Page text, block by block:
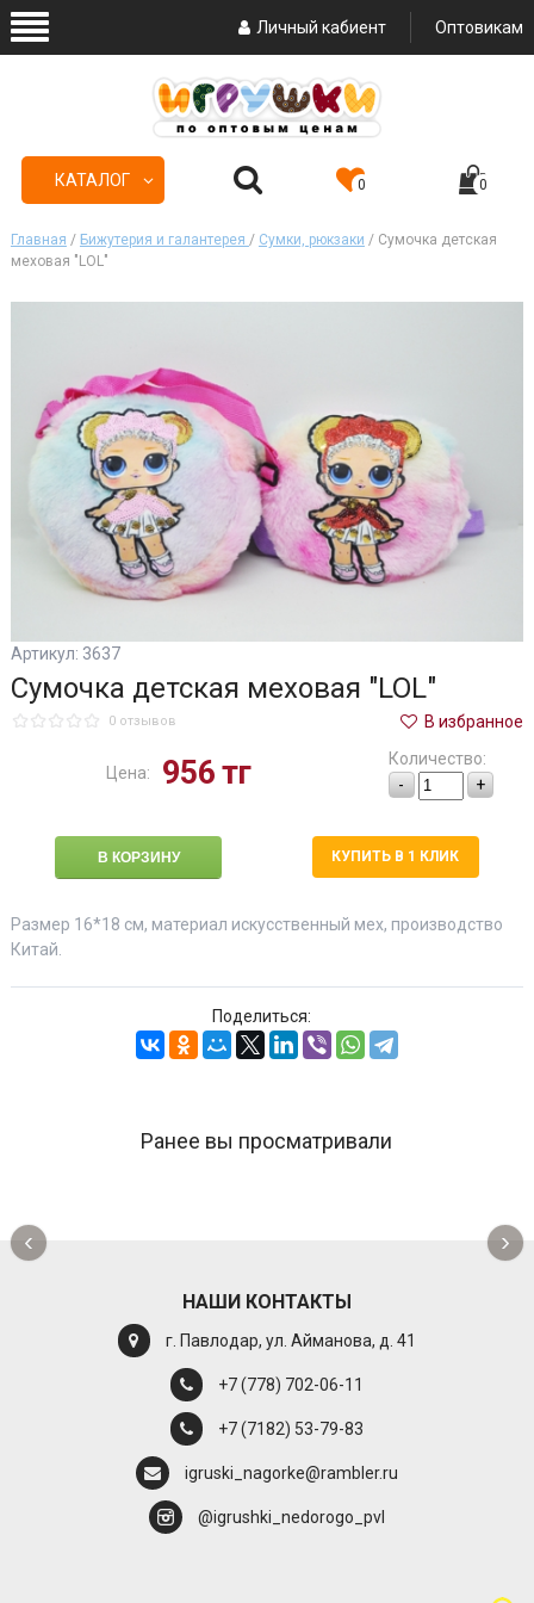
Личный кабиент Оптовикам
КАТАЛОГ 0 0
Главная / Бижутерия и галантерея / Сумки, рюкзаки / Сумочка детская
меховая "LOL"
Артикул: 3637
Сумочка детская меховая "LOL"
0 отзывов В избранное
Цена: 956тг
Количество:
-
+
КУПИТЬ В 1 КЛИК
Размер 16*18 см, материал искусственный мех, производство
Китай.
Поделиться:
Ранее вы просматривали
‹ ›
НАШИ КОНТАКТЫ
г. Павлодар, ул. Айманова, д. 41
+7 (778) 702-06-11
+7 (7182) 53-79-83
igruski_nagorke@rambler.ru
@igrushki_nedorogo_pvl